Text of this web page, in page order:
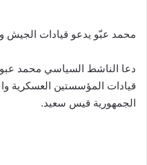
محمد عبّو يدعو قيادات الجيش
قيادات المؤسستين العسكرية
الجمهورية قيس سعيد.